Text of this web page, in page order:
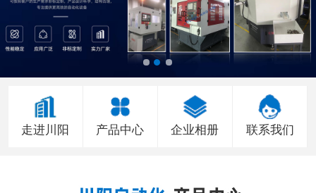
走进川阳 产品中心 企业相册 联系我们